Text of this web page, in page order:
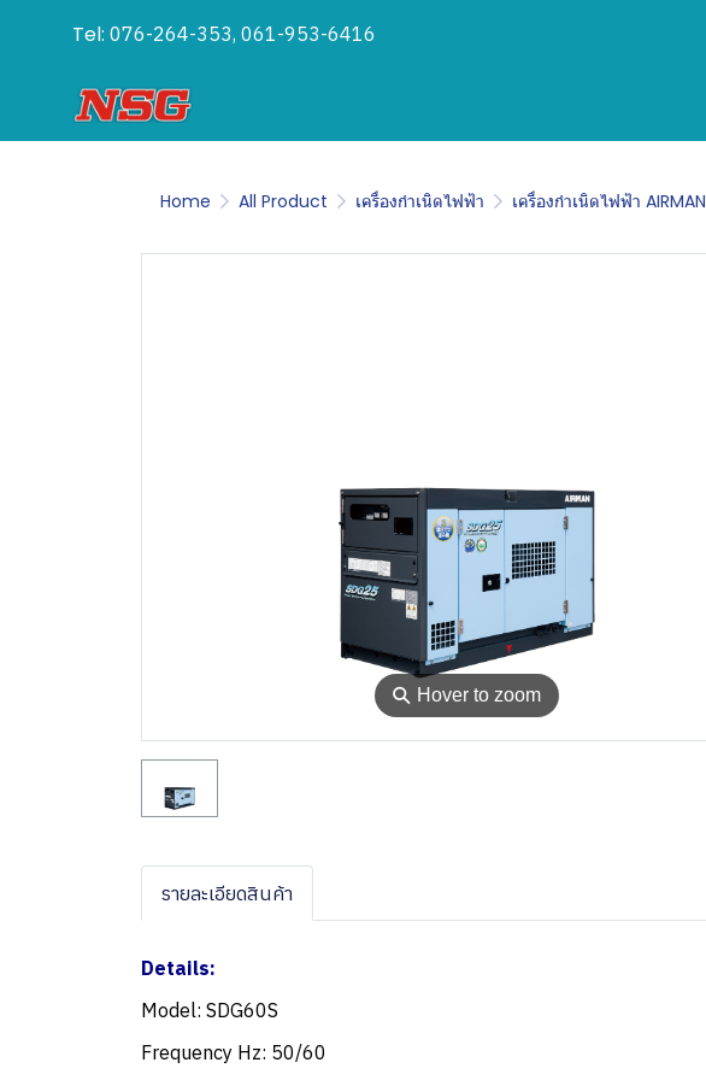
Tel: 076-264-353, 061-953-6416
Home All Product เครื่องกำเนิดไฟฟ้า เครื่องกำเนิดไฟฟ้า AIRMAN
⚲ Hover to zoom
รายละเอียดสินค้า
Details:
Model: SDG60S
Frequency Hz: 50/60